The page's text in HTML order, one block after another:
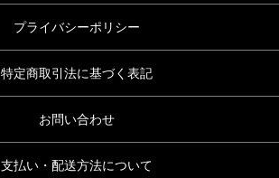
プライバシーポリシー
特定商取引法に基づく表記
お問い合わせ
支払い・配送方法について